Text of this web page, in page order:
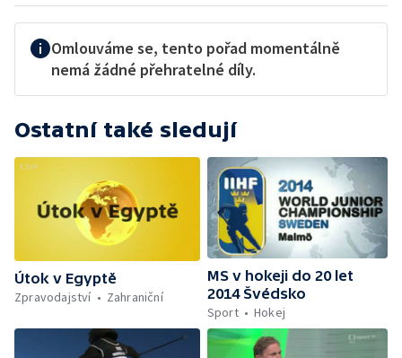
Omlouváme se, tento pořad momentálně
nemá žádné přehratelné díly.
Ostatní také sledují
Útok v Egyptě
Zpravodajství
Zahraniční
MS v hokeji do 20 let
2014 Švédsko
Sport
Hokej